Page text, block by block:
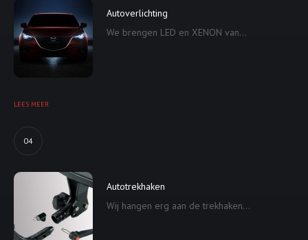
Autoverlichting
We brengen LED en XENON van...
LEES MEER
04
Autotrekhaken
Wij hangen erg aan de trekhaken...